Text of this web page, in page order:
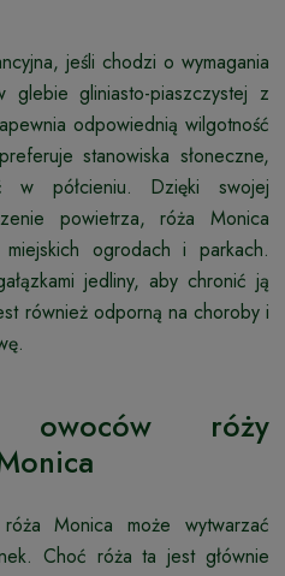
jeśli chodzi o wymagania
gliniasto-piaszczystej z
odpowiednią wilgotność
stanowiska słoneczne,
w półcieniu. Dzięki swojej
powietrza, róża Monica
ogrodach i parkach.
jedliny, aby chronić ją
również odporną na choroby i
owoców róży
Monica może wytwarzać
Choć róża ta jest głównie